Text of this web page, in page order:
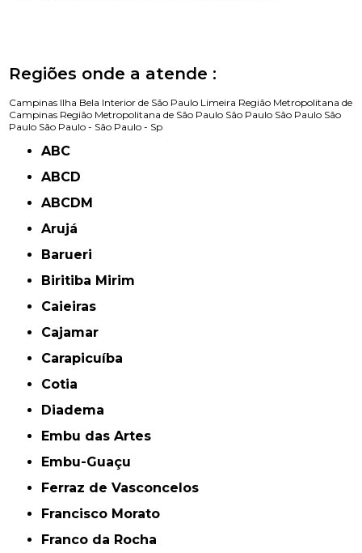
Regiões onde a atende :
Campinas Ilha Bela Interior de São Paulo Limeira Região Metropolitana de
Campinas Região Metropolitana de São Paulo São Paulo São Paulo São
Paulo São Paulo - São Paulo - Sp
ABC
ABCD
ABCDM
Arujá
Barueri
Biritiba Mirim
Caieiras
Cajamar
Carapicuíba
Cotia
Diadema
Embu das Artes
Embu-Guaçu
Ferraz de Vasconcelos
Francisco Morato
Franco da Rocha